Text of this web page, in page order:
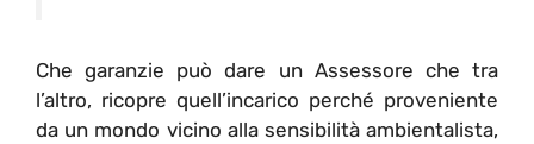
Che garanzie può dare un Assessore che tra
l’altro, ricopre quell’incarico perché proveniente
da un mondo vicino alla sensibilità ambientalista,